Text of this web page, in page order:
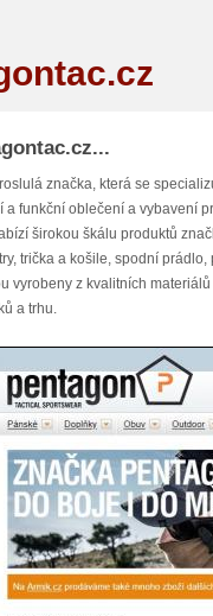
značka, která se
funkční oblečení a vybavení
širokou škálu produktů
trička a košile, spodní
vyrobeny z kvalitních
a trhu.